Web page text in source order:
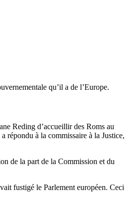
qu’il a de l’Europe.
Reding d’accueillir des Roms au
répondu à la commissaire à la Justice,
de la part de la Commission et du
fustigé le Parlement européen. Ceci